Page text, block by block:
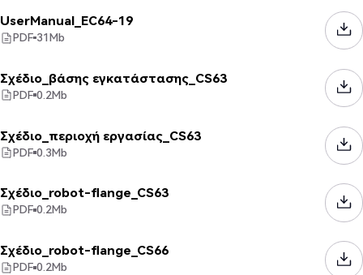
UserManual_EC64-19
PDF 31Mb
Σχέδιο_βάσης εγκατάστασης_CS63
PDF 0.2Mb
Σχέδιο_περιοχή εργασίας_CS63
PDF 0.3Mb
Σχέδιο_robot-flange_CS63
PDF 0.2Mb
Σχέδιο_robot-flange_CS66
PDF 0.2Mb